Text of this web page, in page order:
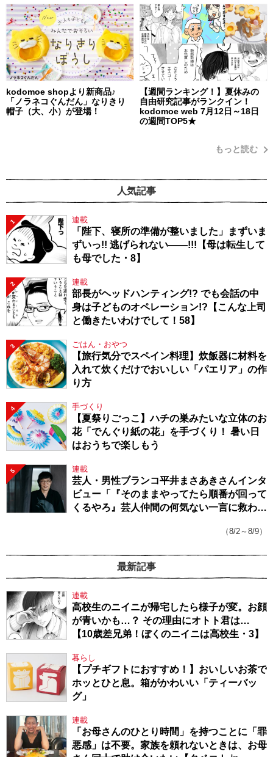
kodomoe shopより新商品♪
「ノラネコぐんだん」なりきり
帽子（大、小）が登場！
【週間ランキング！】夏休みの
自由研究記事がランクイン！
kodomoe web 7月12日～18日
の週間TOP5★
もっと読む
人気記事
1 連載
「陛下、寝所の準備が整いました」まずいま
ずいっ!! 逃げられない――!!!【母は転生して
も母でした・8】
2 連載
部長がヘッドハンティング!? でも会話の中
身は子どものオペレーション!?【こんな上司
と働きたいわけでして！58】
3 ごはん・おやつ
【旅行気分でスペイン料理】炊飯器に材料を
入れて炊くだけでおいしい「パエリア」の作
り方
4 手づくり
【夏祭りごっこ】ハチの巣みたいな立体のお
花「でんぐり紙の花」を手づくり！ 暑い日
はおうちで楽しもう
5 連載
芸人・男性ブランコ平井まさあきさんインタ
ビュー「『そのままやってたら順番が回って
くるやろ』芸人仲間の何気ない一言に救われ
（8/2～8/9）
最新記事
連載
高校生のニイニが帰宅したら様子が変。お顔
が青いかも…？ その理由にオトト君は…
【10歳差兄弟！ぼくのニイニは高校生・3】
暮らし
【プチギフトにおすすめ！】おいしいお茶で
ホッとひと息。箱がかわいい「ティーバッ
グ」
連載
「お母さんのひとり時間」を持つことに「罪
悪感」は不要。家族を頼れないときは、お母